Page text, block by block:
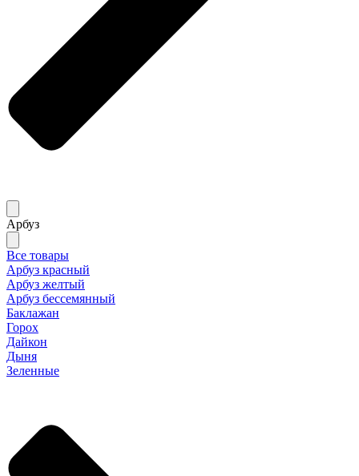
Арбуз
Все товары
Арбуз красный
Арбуз желтый
Арбуз бессемянный
Баклажан
Горох
Дайкон
Дыня
Зеленные